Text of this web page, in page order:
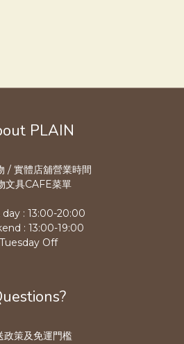
PLAIN
/ 實體店舖營業時間
文具CAFE菜單
: 13:00-20:00
: 13:00-19:00
Tuesday Off
政策及免運門檻